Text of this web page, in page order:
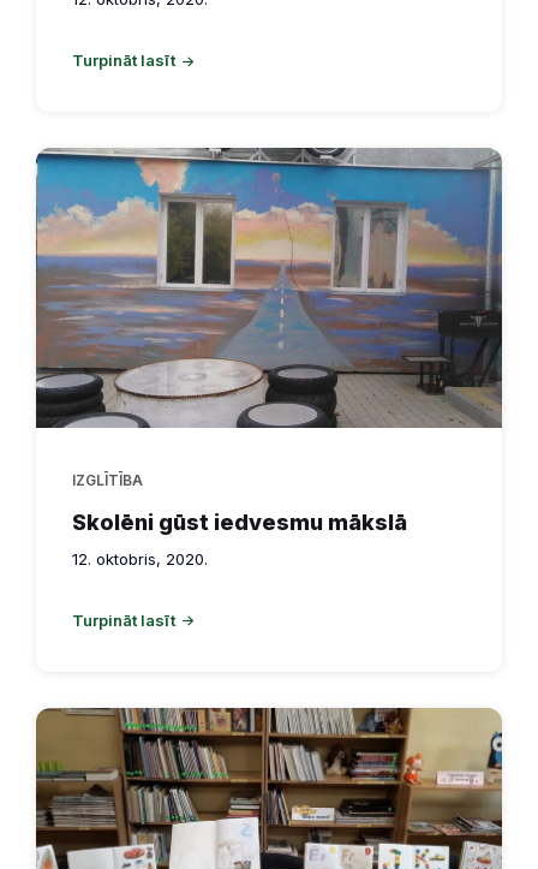
Turpināt lasīt
IZGLĪTĪBA
Skolēni gūst iedvesmu mākslā
12. oktobris, 2020.
Turpināt lasīt